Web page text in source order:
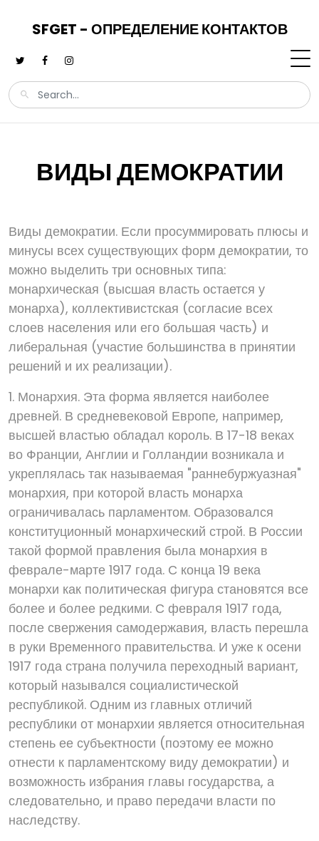
SFGET - ОПРЕДЕЛЕНИЕ КОНТАКТОВ
ВИДЫ ДЕМОКРАТИИ
Виды демократии. Если просуммировать плюсы и
минусы всех существующих форм демократии, то
можно выделить три основных типа:
монархическая (высшая власть остается у
монарха), коллективистская (согласие всех
слоев населения или его большая часть) и
либеральная (участие большинства в принятии
решений и их реализации).
1. Монархия. Эта форма является наиболее
древней. В средневековой Европе, например,
высшей властью обладал король. В 17-18 веках
во Франции, Англии и Голландии возникала и
укреплялась так называемая "раннебуржуазная"
монархия, при которой власть монарха
ограничивалась парламентом. Образовался
конституционный монархический строй. В России
такой формой правления была монархия в
феврале-марте 1917 года. С конца 19 века
монархи как политическая фигура становятся все
более и более редкими. С февраля 1917 года,
после свержения самодержавия, власть перешла
в руки Временного правительства. И уже к осени
1917 года страна получила переходный вариант,
который назывался социалистической
республикой. Одним из главных отличий
республики от монархии является относительная
степень ее субъектности (поэтому ее можно
отнести к парламентскому виду демократии) и
возможность избрания главы государства, а
следовательно, и право передачи власти по
наследству.